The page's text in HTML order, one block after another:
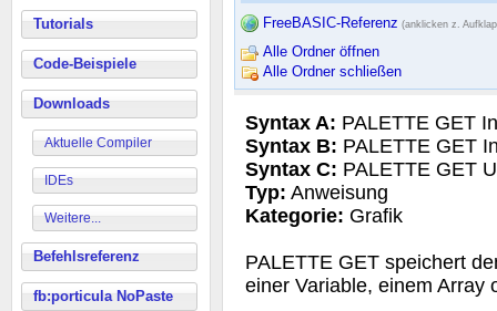
Tutorials
Code-Beispiele
Downloads
Aktuelle Compiler
IDEs
Weitere...
Befehlsreferenz
fb:porticula NoPaste
FreeBASIC-Referenz (anklicken z.
Alle Ordner öffnen
Alle Ordner schließen
Syntax A: PALETTE GET
Syntax B: PALETTE GET
Syntax C: PALETTE GET
Typ: Anweisung
Kategorie: Grafik
PALETTE GET speichert
einer Variable, einem Array